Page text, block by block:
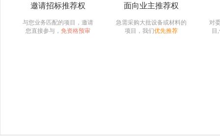
邀请招标推荐权
与您业务匹配的项目，邀请
您直接参与， 免资格预审
面向业主推荐权
急需采购大批设备或材料的
项目，我们优先推荐
对
目